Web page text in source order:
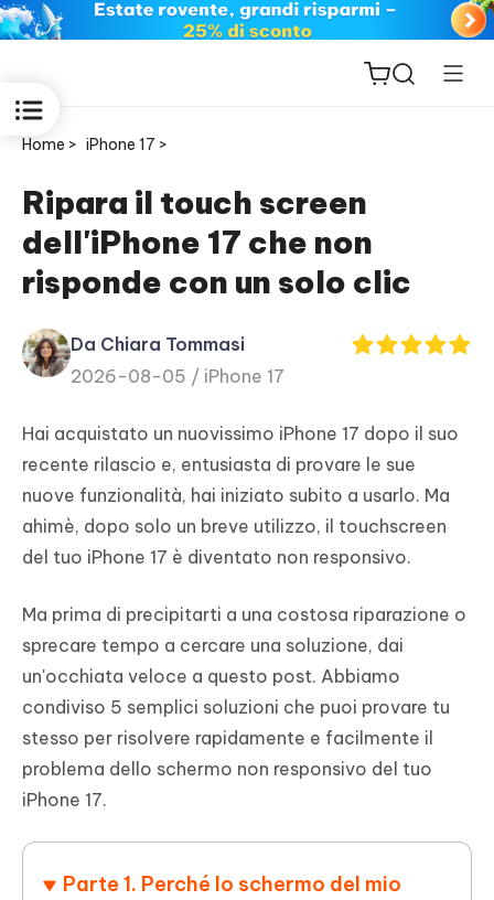
for iOS
PDNob
PDF
New
iAnyGo
Home > iPhone 17 >
Ripara il touch screen
dell'iPhone 17 che non
risponde con un solo clic
Da Chiara Tommasi
2026-08-05 / iPhone 17
Hai acquistato un nuovissimo iPhone 17 dopo il suo
recente rilascio e, entusiasta di provare le sue
nuove funzionalità, hai iniziato subito a usarlo. Ma
ahimè, dopo solo un breve utilizzo, il touchscreen
del tuo iPhone 17 è diventato non responsivo.
Ma prima di precipitarti a una costosa riparazione o
sprecare tempo a cercare una soluzione, dai
un'occhiata veloce a questo post. Abbiamo
condiviso 5 semplici soluzioni che puoi provare tu
stesso per risolvere rapidamente e facilmente il
problema dello schermo non responsivo del tuo
iPhone 17.
Parte 1. Perché lo schermo del mio